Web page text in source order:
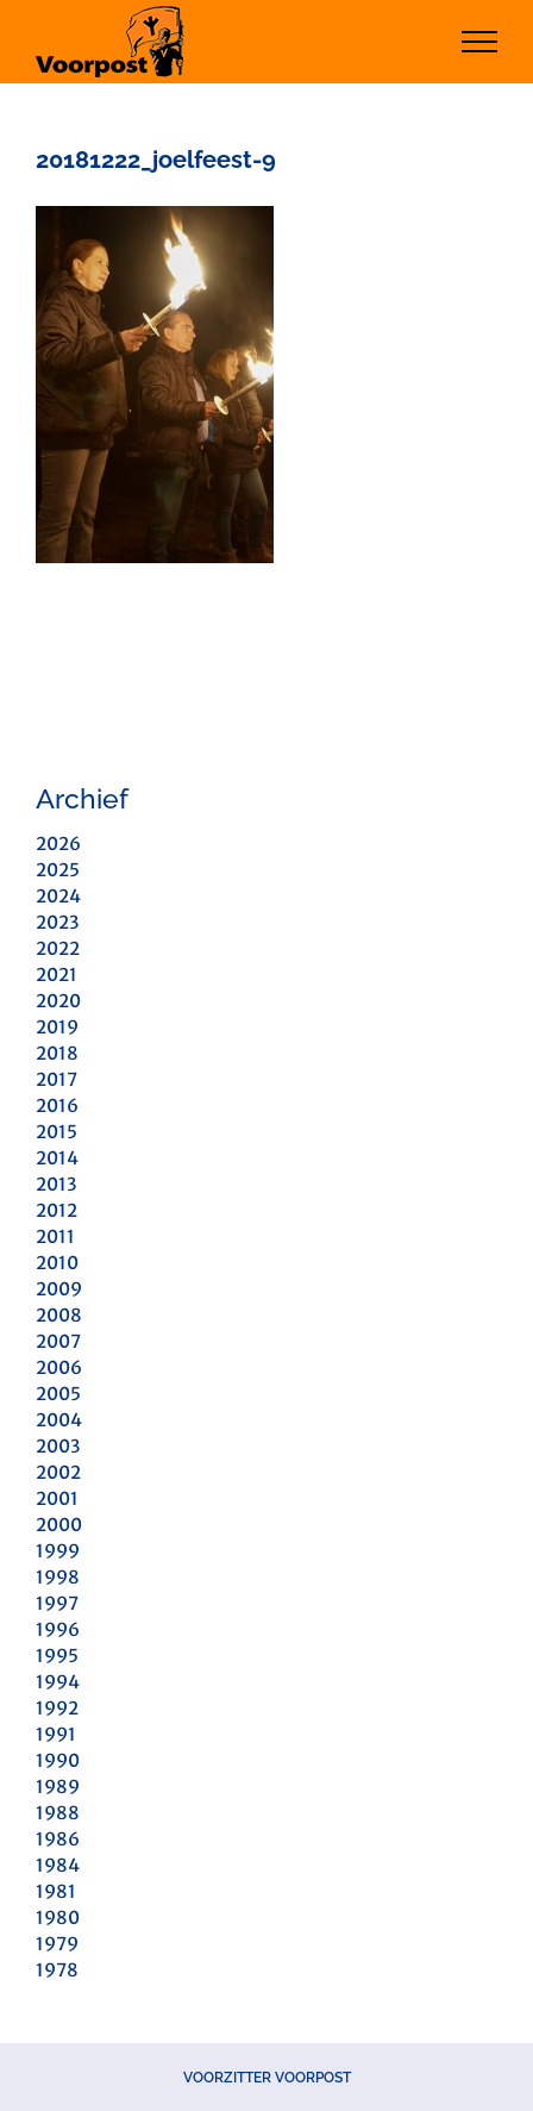
inhoud
20181222_joelfeest-9
Archief
2026
2025
2024
2023
2022
2021
2020
2019
2018
2017
2016
2015
2014
2013
2012
2011
2010
2009
2008
2007
2006
2005
2004
2003
2002
2001
2000
1999
1998
1997
1996
1995
1994
1992
1991
1990
1989
1988
1986
1984
1981
1980
1979
1978
VOORZITTER VOORPOST